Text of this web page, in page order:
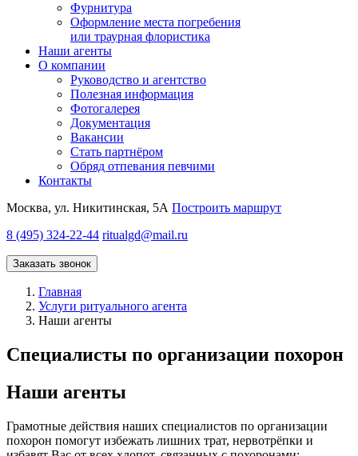
Фурнитура
Оформление места погребения
или траурная флористика
Наши агенты
О компании
Руководство и агентство
Полезная информация
Фотогалерея
Документация
Вакансии
Стать партнёром
Обряд отпевания певчими
Контакты
Москва, ул. Никитинская, 5А Построить маршрут
8 (495) 324-22-44 ritualgd@mail.ru
Заказать звонок
Главная
Услуги ритуального агента
Наши агенты
Специалисты по организации похорон
Наши агенты
Грамотные действия наших специалистов по организации
похорон помогут избежать лишних трат, нервотрёпки и